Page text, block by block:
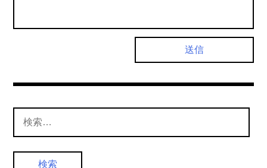
索: